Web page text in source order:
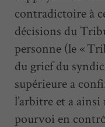
contradictoire à
décisions du
personne (le «
du grief du
supérieure a
l’arbitre et a ainsi
pourvoi en